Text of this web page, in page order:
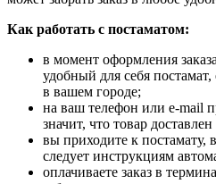
Как работать с постаматом:
в момент оформления
удобный для себя постамат,
в вашем городе;
на ваш телефон или e-mail
значит, что товар
вы приходите к постамату,
следует инструкциям
оплачиваете заказ в